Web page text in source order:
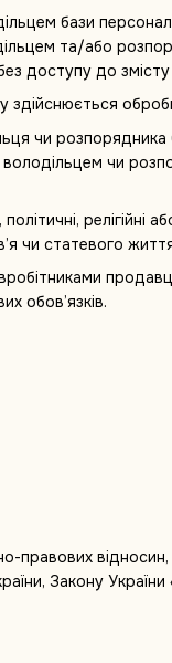
бази
та/або
доступу до
чи
чи
релігійні
чи статевого
обов’язків.
правових
Закону